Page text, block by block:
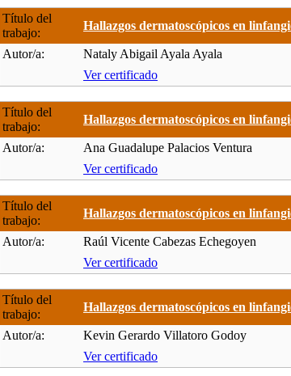
Título del
trabajo:
Hallazgos dermatoscópicos en
Autor/a:
Nataly Abigail Ayala Ayala
Ver certificado
Título del
trabajo:
Hallazgos dermatoscópicos en
Autor/a:
Ana Guadalupe Palacios Ventura
Ver certificado
Título del
trabajo:
Hallazgos dermatoscópicos en
Autor/a:
Raúl Vicente Cabezas Echegoyen
Ver certificado
Título del
trabajo:
Hallazgos dermatoscópicos en
Autor/a:
Kevin Gerardo Villatoro Godoy
Ver certificado